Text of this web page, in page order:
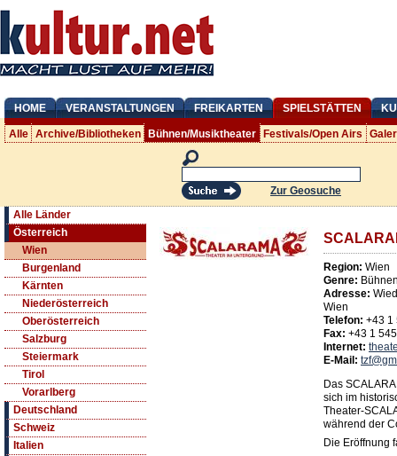
HOME VERANSTALTUNGEN FREIKARTEN SPIELSTÄTTEN
Alle Archive/Bibliotheken Bühnen/Musiktheater Festivals/Open Airs
Zur Geosuche
Alle Länder
Österreich
Wien
Burgenland
Kärnten
Niederösterreich
Oberösterreich
Salzburg
Steiermark
Tirol
Vorarlberg
Deutschland
Schweiz
Italien
Region: Wien
Genre:
Adresse:
Wien
Telefon: +43 1
Fax: +43 1
Internet:
E-Mail:
Das
sich im
Theater-
während der
Die Eröffnung